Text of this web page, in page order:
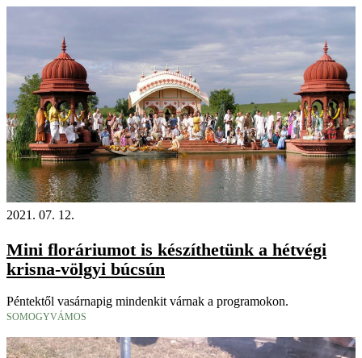
2021. 07. 12.
Mini floráriumot is készíthetünk a hétvégi
krisna-völgyi búcsún
Péntektől vasárnapig mindenkit várnak a programokon.
SOMOGYVÁMOS